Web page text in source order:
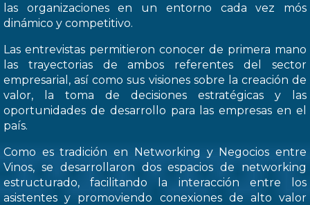
las organizaciones en un entorno cada vez mós
dinámico y competitivo.
Las entrevistas permitieron conocer de primera mano
las trayectorias de ambos referentes del sector
empresarial, así como sus visiones sobre la creación de
valor, la toma de decisiones estratégicas y las
oportunidades de desarrollo para las empresas en el
país.
Como es tradición en Networking y Negocios entre
Vinos, se desarrollaron dos espacios de networking
estructurado, facilitando la interacción entre los
asistentes y promoviendo conexiones de alto valor